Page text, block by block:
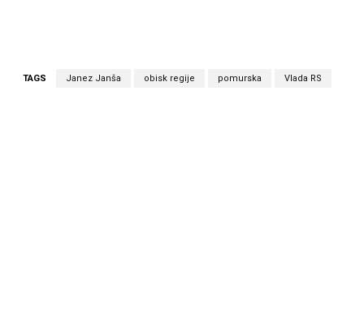
TAGS Janez Janša obisk regije pomurska Vlada RS